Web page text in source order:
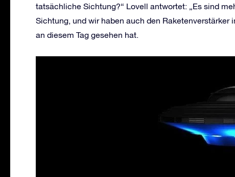
tatsächliche Sichtung?“ Lovell antwortet: „Es sind
Sichtung, und wir haben auch den Raketenverstärker
an diesem Tag gesehen hat.